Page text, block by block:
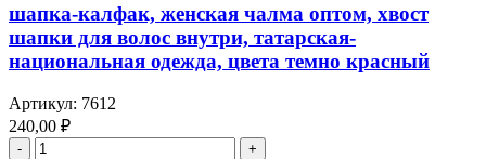
шапка-калфак, женская чалма оптом, хвост
шапки для волос внутри, татарская-
национальная одежда, цвета темно красный
Артикул: 7612
240,00 ₽